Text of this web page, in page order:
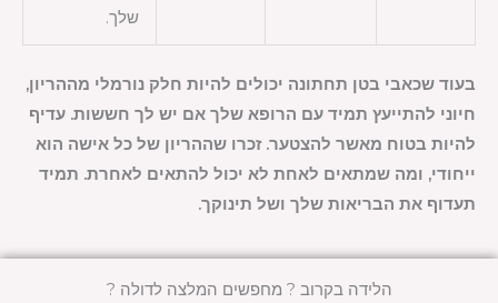
הלידה בקרוב ? מחפשים המלצה לדולה ?
שלך.
בעוד שכאבי בטן תחתונה יכולים להיות חלק נורמלי מההריון,
חיוני להתייעץ תמיד עם הרופא שלך אם יש לך חששות. עדיף
להיות בטוח מאשר להצטער. זכרו שההריון של כל אישה הוא
ייחודי, ומה שמתאים לאחת לא יכול להתאים לאחרת. תמיד
תעדוף את הבריאות שלך ושל תינוקך.